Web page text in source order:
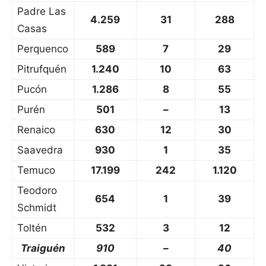
Padre Las
Casas
4.259 31 288
Perquenco 589 7
29
Pitrufquén
1.240 10
63
Pucón
1.286 8
55
Purén
501 –
13
Renaico
630 12
30
Saavedra
930 1
35
Temuco
17.199 242
1.120
Teodoro
Schmidt
654 1 39
Toltén 532 3
12
Traiguén
910 –
40